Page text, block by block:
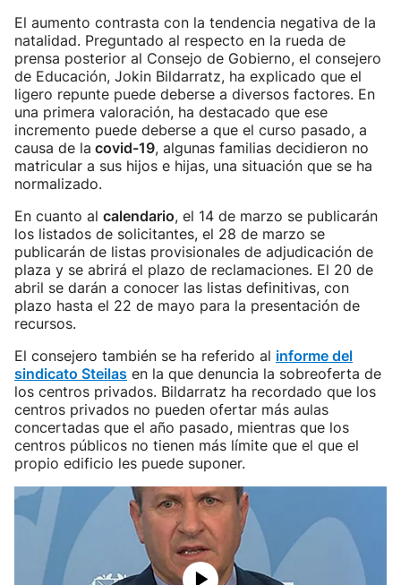
El aumento contrasta con la tendencia negativa de la
natalidad. Preguntado al respecto en la rueda de
prensa posterior al Consejo de Gobierno, el consejero
de Educación, Jokin Bildarratz, ha explicado que el
ligero repunte puede deberse a diversos factores. En
una primera valoración, ha destacado que ese
incremento puede deberse a que el curso pasado, a
causa de la covid-19, algunas familias decidieron no
matricular a sus hijos e hijas, una situación que se ha
normalizado.
En cuanto al calendario, el 14 de marzo se publicarán
los listados de solicitantes, el 28 de marzo se
publicarán de listas provisionales de adjudicación de
plaza y se abrirá el plazo de reclamaciones. El 20 de
abril se darán a conocer las listas definitivas, con
plazo hasta el 22 de mayo para la presentación de
recursos.
El consejero también se ha referido al informe del
sindicato Steilas en la que denuncia la sobreoferta de
los centros privados. Bildarratz ha recordado que los
centros privados no pueden ofertar más aulas
concertadas que el año pasado, mientras que los
centros públicos no tienen más límite que el que el
propio edificio les puede suponer.